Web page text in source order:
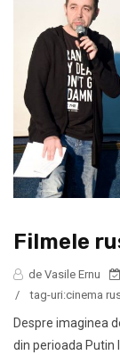
Filmele
de Vasile Ernu
/
tag-uri:cinema
Despre imaginea
din perioada Putin